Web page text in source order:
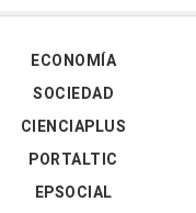
ECONOMÍA
SOCIEDAD
CIENCIAPLUS
PORTALTIC
EPSOCIAL